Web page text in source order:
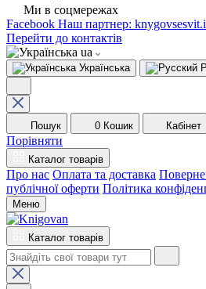
Ми в соцмережах
Facebook Наш партнер:
Перейти до контактів
ua
Українська
Пошук 0 Кошик Кабінет
Порівняти
Каталог товарів
Про нас Оплата та доставка
публічної оферти Політика
Меню
Каталог товарів